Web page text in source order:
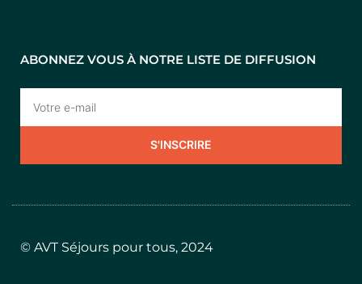
ABONNEZ VOUS À NOTRE LISTE DE DIFFUSION
S'INSCRIRE
© AVT Séjours pour tous, 2024